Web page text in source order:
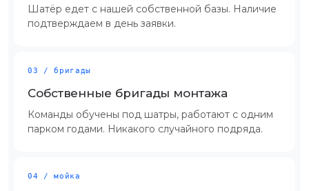
Шатёр едет с нашей собственной базы. Наличие
подтверждаем в день заявки.
03 / бригады
Собственные бригады монтажа
Команды обучены под шатры, работают с одним
парком годами. Никакого случайного подряда.
04 / мойка